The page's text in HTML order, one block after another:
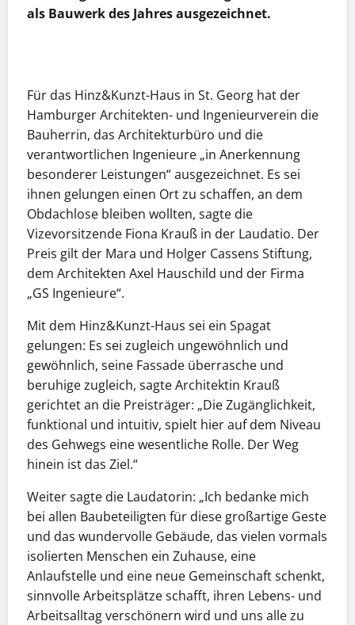
als Bauwerk des Jahres ausgezeichnet.
MEHR INFOS
Für das Hinz&Kunzt-Haus in St. Georg hat der
Hamburger Architekten- und Ingenieurverein die
Bauherrin, das Architekturbüro und die
verantwortlichen Ingenieure „in Anerkennung
besonderer Leistungen“ ausgezeichnet. Es sei
ihnen gelungen einen Ort zu schaffen, an dem
Obdachlose bleiben wollten, sagte die
Vizevorsitzende Fiona Krauß in der Laudatio. Der
Preis gilt der Mara und Holger Cassens Stiftung,
dem Architekten Axel Hauschild und der Firma
„GS Ingenieure“.
Mit dem Hinz&Kunzt-Haus sei ein Spagat
gelungen: Es sei zugleich ungewöhnlich und
gewöhnlich, seine Fassade überrasche und
beruhige zugleich, sagte Architektin Krauß
gerichtet an die Preisträger: „Die Zugänglichkeit,
funktional und intuitiv, spielt hier auf dem Niveau
des Gehwegs eine wesentliche Rolle. Der Weg
hinein ist das Ziel.“
Weiter sagte die Laudatorin: „Ich bedanke mich
bei allen Baubeteiligten für diese großartige Geste
und das wundervolle Gebäude, das vielen vormals
isolierten Menschen ein Zuhause, eine
Anlaufstelle und eine neue Gemeinschaft schenkt,
sinnvolle Arbeitsplätze schafft, ihren Lebens- und
Arbeitsalltag verschönern wird und uns alle zu